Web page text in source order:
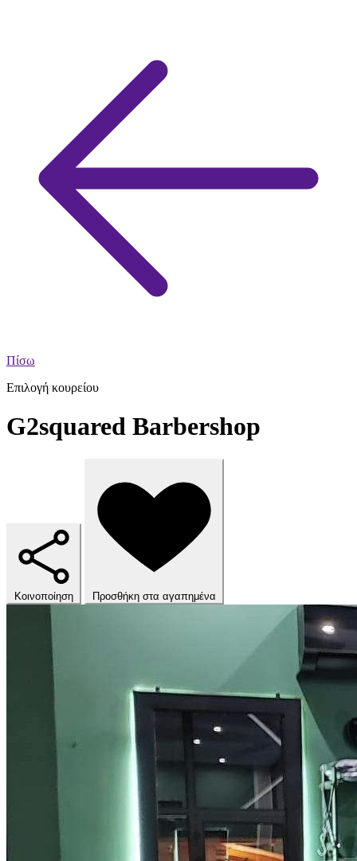
Πίσω
Επιλογή κουρείου
G2squared Barbershop
Κοινοποίηση Προσθήκη στα αγαπημένα